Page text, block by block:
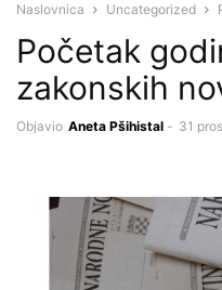
Naslovnica Uncategorized
Početak
zakonskih
Objavio Aneta Pšihistal - 31